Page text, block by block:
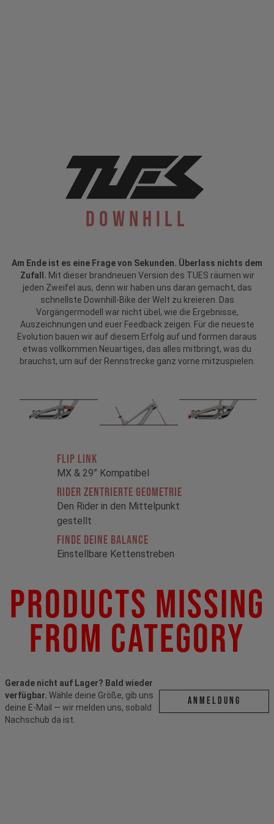
Downhill
Am Ende ist es eine Frage von Sekunden. Überlass nichts dem
Zufall. Mit dieser brandneuen Version des TUES räumen wir
jeden Zweifel aus, denn wir haben uns daran gemacht, das
schnellste Downhill-Bike der Welt zu kreieren. Das
Vorgängermodell war nicht übel, wie die Ergebnisse,
Auszeichnungen und euer Feedback zeigen. Für die neueste
Evolution bauen wir auf diesem Erfolg auf und formen daraus
etwas vollkommen Neuartiges, das alles mitbringt, was du
brauchst, um auf der Rennstrecke ganz vorne mitzuspielen.
FLIP LINK
MX & 29” Kompatibel
RIDER ZENTRIERTE GEOMETRIE
Den Rider in den Mittelpunkt
gestellt
FINDE DEINE BALANCE
Einstellbare Kettenstreben
Products Missing
From Category
Gerade nicht auf Lager? Bald wieder
verfügbar. Wähle deine Größe, gib uns
deine E-Mail — wir melden uns, sobald
Nachschub da ist.
ANMELDUNG